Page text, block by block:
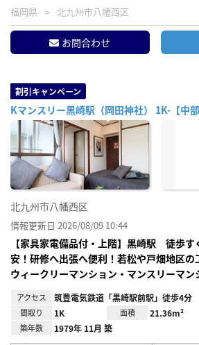
福岡県 北九州市八幡西区
お問合わせ
割引キャンペーン
Kマンスリー黒崎駅（岡田神社） 1K-【中
北九州市八幡西区
情報更新日 2026/08/09 10:44
【家具家電備品付・上階】黒崎駅 徒歩
安！研修へ出張へ便利！若松や戸畑地区の
ウィークリーマンション・マンスリーマン
アクセス 筑豊電気鉄道「黒崎駅前駅」徒歩4分
間取り 1K 面積 21.36m²
築年数 1979年 11月 築